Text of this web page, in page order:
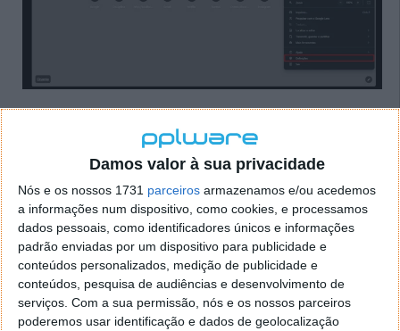
Damos valor à sua privacidade
Nós e os nossos 1731 parceiros armazenamos e/ou acedemos
a informações num dispositivo, como cookies, e processamos
dados pessoais, como identificadores únicos e informações
padrão enviadas por um dispositivo para publicidade e
conteúdos personalizados, medição de publicidade e
conteúdos, pesquisa de audiências e desenvolvimento de
serviços. Com a sua permissão, nós e os nossos parceiros
poderemos usar identificação e dados de geolocalização
"Gerir motores de pesquisa e a pesquisa de sites".